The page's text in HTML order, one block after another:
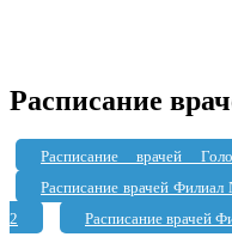
Расписание
Расписание врачей
Расписание врачей Филиал
2
Расписание врачей